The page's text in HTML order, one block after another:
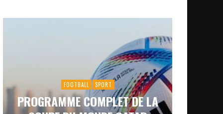
FOOTBALL SPORT
PROGRAMME COMPLET DE LA